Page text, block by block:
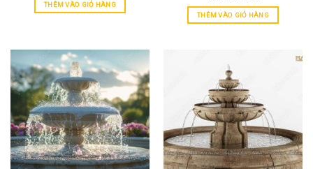
THÊM VÀO GIỎ HÀNG
THÊM VÀO GIỎ HÀNG